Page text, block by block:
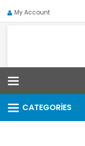
My Account
CATEGORIES
Categories